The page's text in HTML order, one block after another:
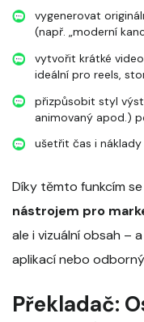
vygenerovat
(např. „moderní
vytvořit krátké
ideální pro reels,
přizpůsobit styl
animovaný apod.)
ušetřit čas i
Díky těmto funkcím
nástrojem pro
ale i vizuální obsah –
aplikací nebo
Překladač: